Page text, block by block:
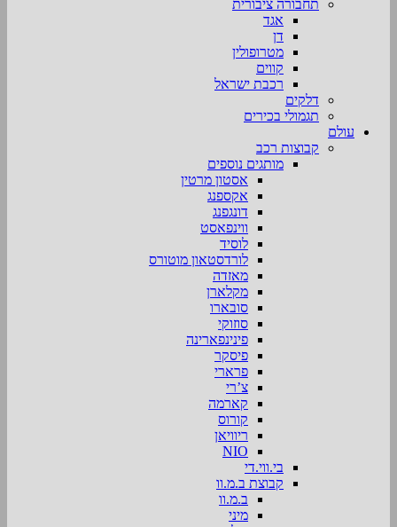
תחבורה ציבורית
אגד
דן
מטרופולין
קווים
רכבת ישראל
דלקים
תגמולי בכירים
עולם
קבוצות רכב
מותגים נוספים
אסטון מרטין
אקספנג
דונגפנג
ווינפאסט
לוסיד
לורדסטאון מוטורס
מאזדה
מקלארן
סובארו
סוזוקי
פינינפארינה
פיסקר
פרארי
צ’רי
קארמה
קורוס
ריוויאן
NIO
בי.ווי.די
קבוצת ב.מ.וו
ב.מ.וו
מיני